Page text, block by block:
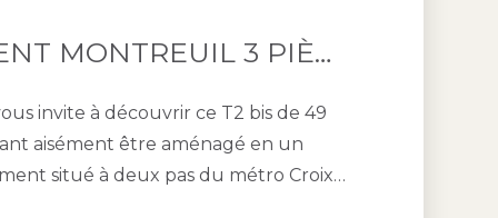
APPARTEMENT MONTREUIL 3 PIÈCES 49 M2
invite à découvrir ce T2 bis de 49
aisément être aménagé en un
situé à deux pas du métro Croix-
de l'avenue de la Résistance à